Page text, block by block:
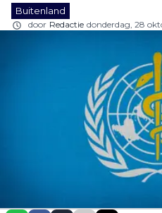
Buitenland
door Redactie donderdag, 28